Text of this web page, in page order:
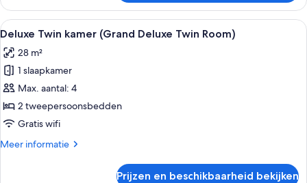
kamer
(Grand
Deluxe
Room)
Alle
foto's
voor
Deluxe
Twin
kamer
(Grand
Twin
Een hotelkamer met twee bedden,
5
Deluxe Twin kamer (Grand Deluxe Twin Room)
28 m²
1 slaapkamer
Max. aantal: 4
2 tweepersoonsbedden
Gratis wifi
Meer informatie
Meer
Prijzen en beschikbaarheid bekijken